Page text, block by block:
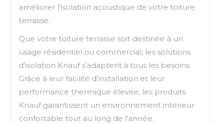
améliorer l’isolation acoustique de votre toiture
terrasse.
Que votre toiture terrasse soit destinée à un
usage résidentiel ou commercial, les solutions
d’isolation Knauf s’adaptent à tous les besoins.
Grâce à leur facilité d’installation et leur
performance thermique élevée, les produits
Knauf garantissent un environnement intérieur
confortable tout au long de l’année.